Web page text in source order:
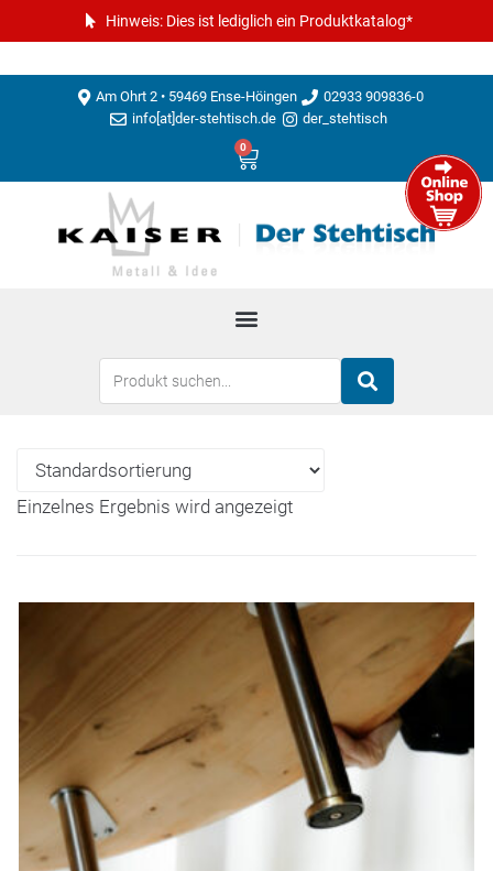
Hinweis: Dies ist lediglich ein Produktkatalog*
Am Ohrt 2 • 59469 Ense-Höingen
02933 909836-0
info[at]der-stehtisch.de
der_stehtisch
0
Einzelnes Ergebnis wird angezeigt